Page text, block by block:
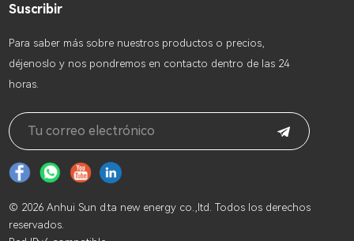
Suscribir
Para saber más sobre nuestros productos o precios,
déjenoslo y nos pondremos en contacto dentro de las 24
horas.
© 2026 Anhui Sun d.ta new energy co.,ltd. Todos los derechos
reservados.